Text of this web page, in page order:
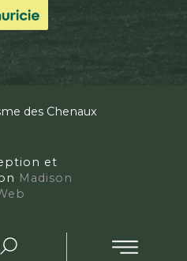
des Chenaux
et
Madison